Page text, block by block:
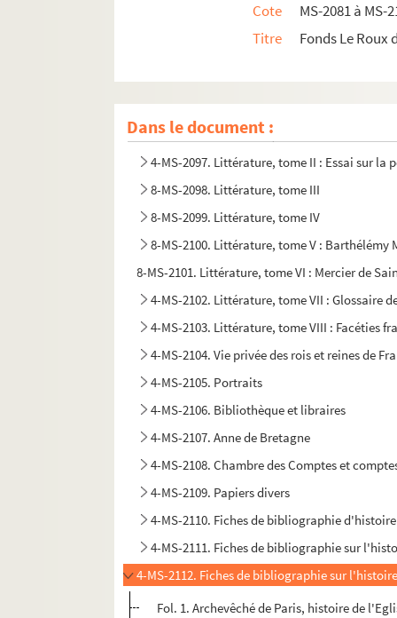
Cote
MS-2081 à MS-
Titre
Fonds Le Roux
Dans le document :
4-MS-2094. Hôtels et maisons : ouvrages
4-MS-2095. Divers
4-MS-2096. Littérature, tome I : Histoire de
4-MS-2097. Littérature, tome II : Essai sur la
8-MS-2098. Littérature, tome III
8-MS-2099. Littérature, tome IV
8-MS-2100. Littérature, tome V :
8-MS-2101. Littérature, tome VI : Mercier de
4-MS-2102. Littérature, tome VII : Glossaire
4-MS-2103. Littérature, tome VIII : Facéties
4-MS-2104. Vie privée des rois et reines de
4-MS-2105. Portraits
4-MS-2106. Bibliothèque et libraires
4-MS-2107. Anne de Bretagne
4-MS-2108. Chambre des Comptes et
4-MS-2109. Papiers divers
4-MS-2110. Fiches de bibliographie
4-MS-2111. Fiches de bibliographie sur
4-MS-2112. Fiches de bibliographie sur
Fol. 1. Archevêché de Paris, histoire de